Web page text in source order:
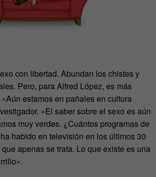
con libertad. Abundan los chistes y
Pero, para Alfred López, es más
estamos en pañales en cultura
«El saber sobre el sexo es aún
muy verdes. ¿Cuántos programas de
habido en televisión en los últimos 30
apenas se trata. Lo que existe es una